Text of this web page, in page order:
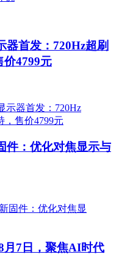
器首发：720Hz超刷
4799元
件：优化对焦显示与
月7日，聚焦AI时代